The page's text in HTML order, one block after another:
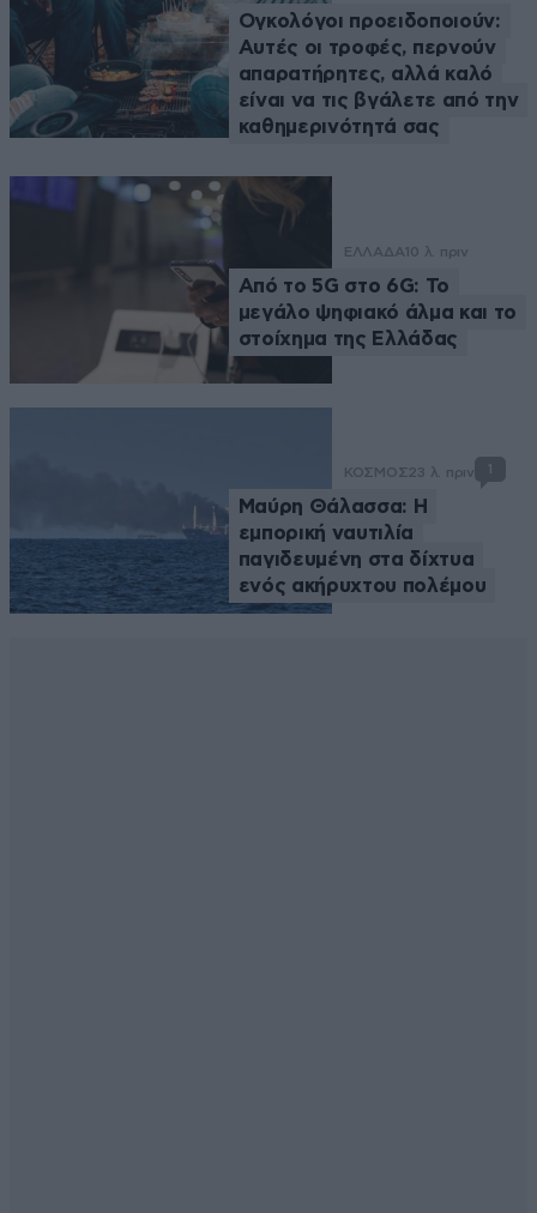
Ογκολόγοι προειδοποιούν:
Αυτές οι τροφές, περνούν
απαρατήρητες, αλλά καλό
είναι να τις βγάλετε από την
καθημερινότητά σας
ΕΛΛΑΔΑ 10 λ. πριν
Από το 5G στο 6G: Το
μεγάλο ψηφιακό άλμα και το
στοίχημα της Ελλάδας
ΚΟΣΜΟΣ23 λ. πριν 1
Μαύρη Θάλασσα: Η
εμπορική ναυτιλία
παγιδευμένη στα δίχτυα
ενός ακήρυχτου πολέμου